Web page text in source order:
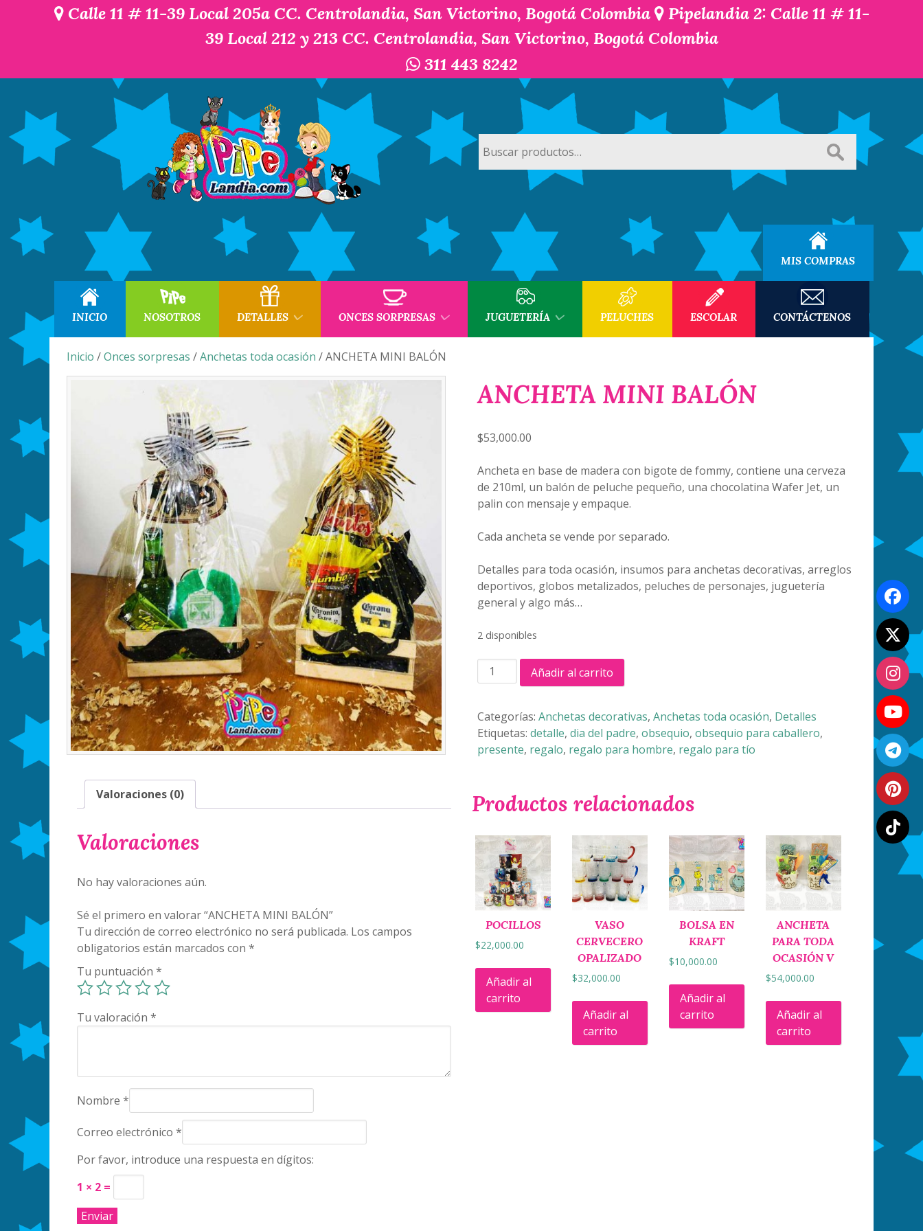
Calle 11 # 11-39 Local 205a CC. Centrolandia, San Victorino, Bogotá Colombia
Pipelandia 2: Calle 11 # 11-
39 Local 212 y 213 CC. Centrolandia, San Victorino, Bogotá Colombia
311 443 8242
por:
MIS COMPRAS
INICIO NOSOTROS DETALLES ONCES SORPRESAS JUGUETERÍA PELUCHES ESCOLAR CONTÁCTENOS
Inicio /Onces sorpresas /Anchetas toda ocasión / ANCHETA MINI BALÓN
ANCHETA MINI BALÓN
$53,000.00
Ancheta en base de madera con bigote de fommy, contiene una cerveza
de 210ml, un balón de peluche pequeño, una chocolatina Wafer Jet, un
palin con mensaje y empaque.
Cada ancheta se vende por separado.
Detalles para toda ocasión, insumos para anchetas decorativas, arreglos
deportivos, globos metalizados, peluches de personajes, juguetería
general y algo más…
2 disponibles
ANCHETA
MINI
cantidad
Añadir al carrito
Categorías: Anchetas decorativas, Anchetas toda ocasión, Detalles
Etiquetas: detalle, dia del padre, obsequio, obsequio para caballero,
presente, regalo, regalo para hombre, regalo para tío
Valoraciones (0)
Valoraciones
No hay valoraciones aún.
Sé el primero en valorar “ANCHETA MINI BALÓN”
Tu dirección de correo electrónico no será publicada. Los campos
obligatorios están marcados con *
Tu puntuación *
Tu valoración *
Nombre *
Correo electrónico *
Por favor, introduce una respuesta en dígitos:
1 × 2 =
Productos relacionados
POCILLOS
$22,000.00
Añadir al
carrito
VASO
CERVECERO
OPALIZADO
$32,000.00
Añadir al
carrito
BOLSA EN
KRAFT
$10,000.00
Añadir al
carrito
ANCHETA
PARA TODA
OCASIÓN V
$54,000.00
Añadir al
carrito